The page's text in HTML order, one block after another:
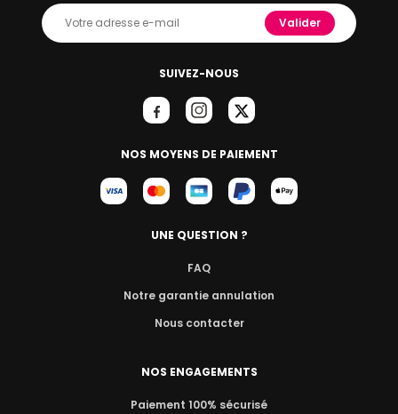
SUIVEZ-NOUS
NOS MOYENS DE PAIEMENT
Valider
UNE QUESTION ?
FAQ
Notre garantie annulation
Nous contacter
NOS ENGAGEMENTS
Paiement 100% sécurisé